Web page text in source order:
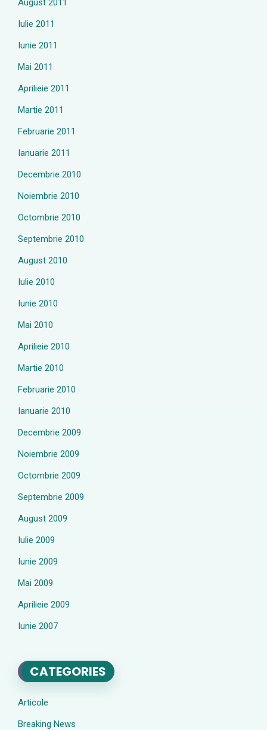
August 2011
Iulie 2011
Iunie 2011
Mai 2011
Aprilieie 2011
Martie 2011
Februarie 2011
Ianuarie 2011
Decembrie 2010
Noiembrie 2010
Octombrie 2010
Septembrie 2010
August 2010
Iulie 2010
Iunie 2010
Mai 2010
Aprilieie 2010
Martie 2010
Februarie 2010
Ianuarie 2010
Decembrie 2009
Noiembrie 2009
Octombrie 2009
Septembrie 2009
August 2009
Iulie 2009
Iunie 2009
Mai 2009
Aprilieie 2009
Iunie 2007
CATEGORIES
Articole
Breaking News